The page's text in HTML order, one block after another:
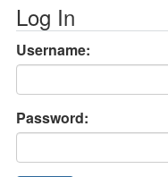
Log In
Username:
Password: